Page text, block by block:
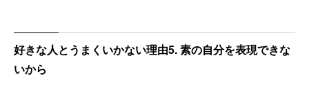
好きな人とうまくいかない理由5. 素の自分を表現できな
いから